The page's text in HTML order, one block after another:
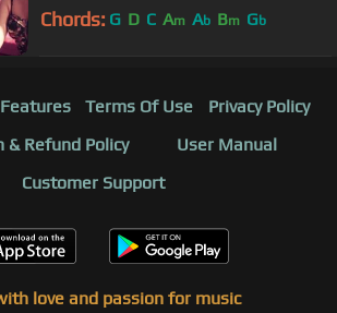
Chords: G D C Am Ab Bm Gb
Features Terms Of Use
Privacy Policy
& Refund Policy
User Manual
Customer Support
love and passion for music